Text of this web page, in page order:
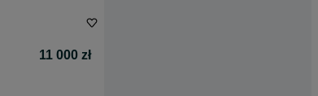
11 000 zł